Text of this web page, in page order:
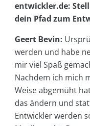
entwickler.de:
dein Pfad zum
Geert Bevin:
werden und habe
mir viel Spaß
Nachdem ich mich
Weise abgemüht
das ändern und
Entwickler werden